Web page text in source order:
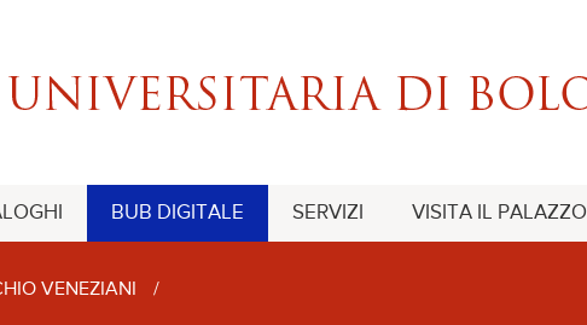
BUB DIGITALE SERVIZI VISITA IL PALAZZO
VENEZIANI /